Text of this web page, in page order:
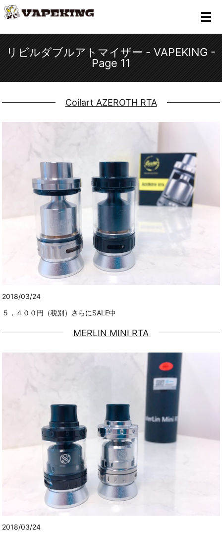
メ
リビルダブルアトマイザー - VAPEKING -
Page 11
Coilart AZEROTH RTA
2018/03/24
５，４００円（税別）さらにSALE中
MERLIN MINI RTA
2018/03/24